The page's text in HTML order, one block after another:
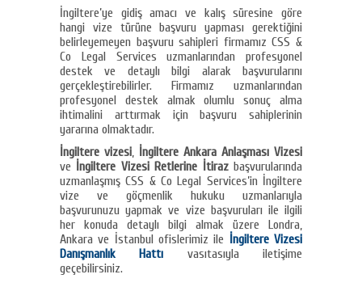
İngiltere’ye gidiş amacı ve kalış süresine göre
hangi vize türüne başvuru yapması gerektiğini
belirleyemeyen başvuru sahipleri firmamız CSS &
Co Legal Services uzmanlarından profesyonel
destek ve detaylı bilgi alarak başvurularını
gerçekleştirebilirler. Firmamız uzmanlarından
profesyonel destek almak olumlu sonuç alma
ihtimalini arttırmak için başvuru sahiplerinin
yararına olmaktadır.
İngiltere vizesi, İngiltere Ankara Anlaşması Vizesi
ve İngiltere Vizesi Retlerine İtirazbaşvurularında
uzmanlaşmış CSS & Co Legal Services’in İngiltere
vize ve göçmenlik hukuku uzmanlarıyla
başvurunuzu yapmak ve vize başvuruları ile ilgili
her konuda detaylı bilgi almak üzere Londra,
Ankara ve İstanbul ofislerimiz ile İngiltere Vizesi
Danışmanlık Hattı vasıtasıyla iletişime
geçebilirsiniz.